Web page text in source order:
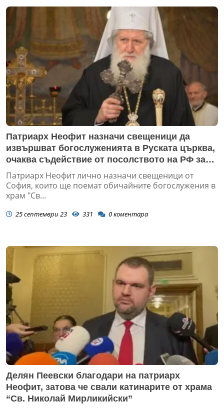
Патриарх Неофит назначи свещеници да
извършват богослуженията в Руската църква,
очаква съдействие от посолството на РФ за
отваряне на храма
Патриарх Неофит лично назначи свещеници от
София, които ще поемат обичайните богослужения в
храм "Св...
25 септември 23 331 0коментара
Делян Пеевски благодари на патриарх
Неофит, затова че свали катинарите от храма
“Св. Николай Мирликийски”